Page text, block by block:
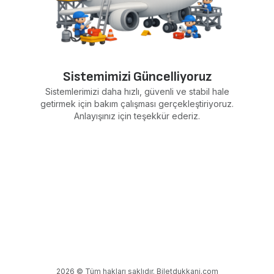
Sistemimizi Güncelliyoruz
Sistemlerimizi daha hızlı, güvenli ve stabil hale
getirmek için bakım çalışması gerçekleştiriyoruz.
Anlayışınız için teşekkür ederiz.
2026 © Tüm hakları saklıdır. Biletdukkani.com